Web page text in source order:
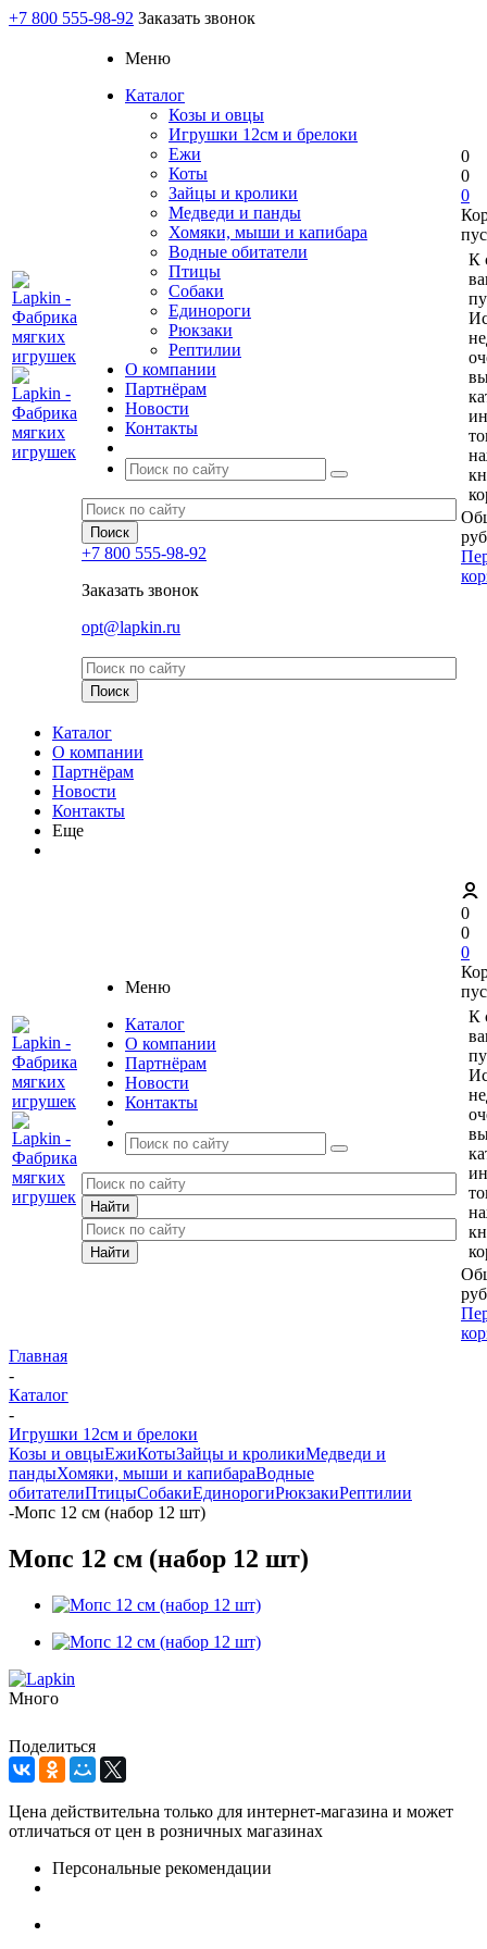
+7 800 555-98-92 Заказать звонок
Меню
Каталог
Козы и овцы
Игрушки 12см и брелоки
Ежи
Коты
Зайцы и кролики
Медведи и панды
Хомяки, мыши и капибара
Водные обитатели
Птицы
Собаки
Единороги
Рюкзаки
Рептилии
О компании
Партнёрам
Новости
Контакты
+7 800 555-98-92
Заказать звонок
opt@lapkin.ru
0
0
0
К
Каталог
О компании
Партнёрам
Новости
Контакты
Еще
Меню
Каталог
О компании
Партнёрам
Новости
Контакты
0
0
0
К
Главная
-
Каталог
-
Игрушки 12см и брелоки
Козы и овцыЕжиКотыЗайцы и кроликиМедведи и
пандыХомяки, мыши и капибараВодные
обитателиПтицыСобакиЕдинорогиРюкзакиРептилии
-Мопс 12 см (набор 12 шт)
Мопс 12 см (набор 12 шт)
Много
Поделиться
Цена действительна только для интернет-магазина и может
отличаться от цен в розничных магазинах
Персональные рекомендации